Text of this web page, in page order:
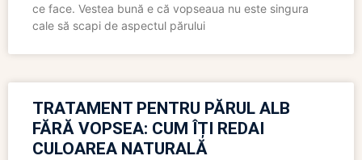
ce face. Vestea bună e că vopseaua nu este singura
cale să scapi de aspectul părului
TRATAMENT PENTRU PĂRUL ALB
FĂRĂ VOPSEA: CUM ÎȚI REDAI
CULOAREA NATURALĂ